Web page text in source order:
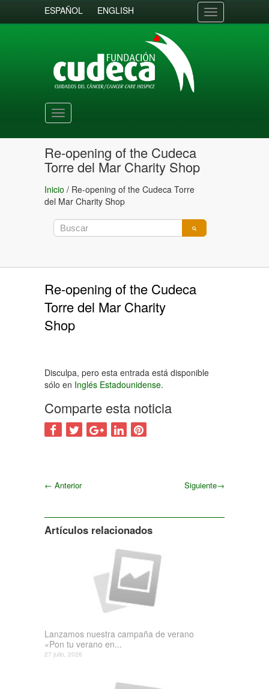
ESPAÑOL ENGLISH
Toggle
navigation
Toggle
navigation
Re-opening of the Cudeca
Torre del Mar Charity Shop
Inicio / Re-opening of the Cudeca Torre
del Mar Charity Shop
Re-opening of the Cudeca
Torre del Mar Charity
Shop
Disculpa, pero esta entrada está disponible
sólo en Inglés Estadounidense.
Comparte esta noticia
← Anterior Siguiente→
Artículos relacionados
Lanzamos nuestra campaña de verano
«Pon tu verano en...
27 julio, 2026